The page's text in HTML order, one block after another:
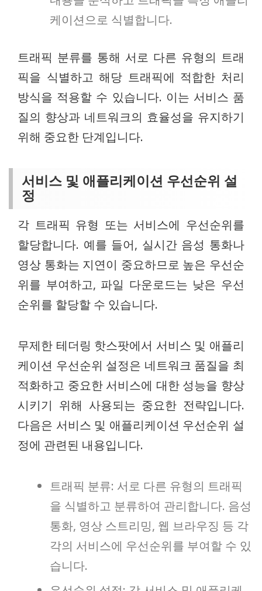
케이션으로 식별합니다.
트래픽 분류를 통해 서로 다른 유형의 트래
픽을 식별하고 해당 트래픽에 적합한 처리
방식을 적용할 수 있습니다. 이는 서비스 품
질의 향상과 네트워크의 효율성을 유지하기
위해 중요한 단계입니다.
서비스 및 애플리케이션 우선순위 설
정
각 트래픽 유형 또는 서비스에 우선순위를
할당합니다. 예를 들어, 실시간 음성 통화나
영상 통화는 지연이 중요하므로 높은 우선순
위를 부여하고, 파일 다운로드는 낮은 우선
순위를 할당할 수 있습니다.
무제한 테더링 핫스팟에서 서비스 및 애플리
케이션 우선순위 설정은 네트워크 품질을 최
적화하고 중요한 서비스에 대한 성능을 향상
시키기 위해 사용되는 중요한 전략입니다.
다음은 서비스 및 애플리케이션 우선순위 설
정에 관련된 내용입니다.
트래픽 분류: 서로 다른 유형의 트래픽
을 식별하고 분류하여 관리합니다. 음성
통화, 영상 스트리밍, 웹 브라우징 등 각
각의 서비스에 우선순위를 부여할 수 있
습니다.